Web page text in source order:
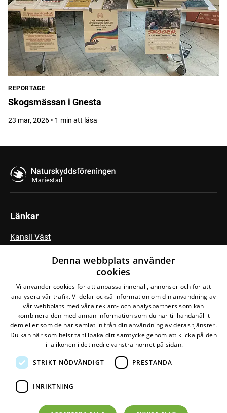
REPORTAGE
Skogsmässan i Gnesta
23 mar, 2026 • 1 min att läsa
Mariestad
Länkar
Kansli Väst
Fältbiologerna
Följ vår Facebook-grupp
Den här webbplatsen drivs avGlesys ABmed
Miljöval-märkt
©2026
Denna webbplats använder
cookies
Vi använder cookies för att anpassa innehåll, annonser och för att
analysera vår trafik. Vi delar också information om din användning av
vår webbplats med våra reklam- och analyspartners som kan
kombinera den med annan information som du har tillhandahållit
dem eller som de har samlat in från din användning av deras tjänster.
Du kan när som helst ta tillbaka ditt samtycke genom att klicka på den
lilla ikonen i det nedre vänstra hörnet på sidan.
STRIKT NÖDVÄNDIGT PRESTANDA
INRIKTNING